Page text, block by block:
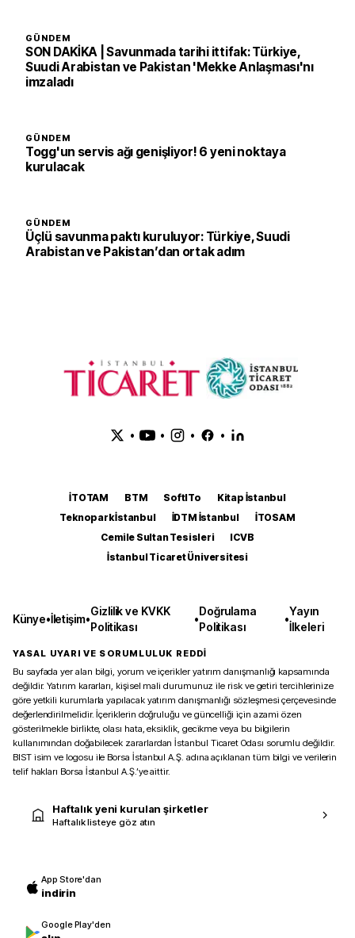
GÜNDEM
SON DAKİKA | Savunmada tarihi ittifak: Türkiye,
Suudi Arabistan ve Pakistan 'Mekke Anlaşması'nı
imzaladı
GÜNDEM
Togg'un servis ağı genişliyor! 6 yeni noktaya
kurulacak
GÜNDEM
Üçlü savunma paktı kuruluyor: Türkiye, Suudi
Arabistan ve Pakistan’dan ortak adım
• • • •
İTOTAM BTM SoftITo
Kitap İstanbul
Teknopark İstanbul
İDTM İstanbul
İTOSAM
Cemile Sultan Tesisleri
ICVB
İstanbul Ticaret Üniversitesi
Künye•İletişim•
Gizlilik ve KVKK
Politikası
•
Doğrulama
Politikası
•
Yayın
İlkeleri
YASAL UYARI VE SORUMLULUK REDDİ
Bu sayfada yer alan bilgi, yorum ve içerikler yatırım danışmanlığı kapsamında
değildir. Yatırım kararları, kişisel mali durumunuz ile risk ve getiri tercihlerinize
göre yetkili kurumlarla yapılacak yatırım danışmanlığı sözleşmesi çerçevesinde
değerlendirilmelidir. İçeriklerin doğruluğu ve güncelliği için azami özen
gösterilmekle birlikte, olası hata, eksiklik, gecikme veya bu bilgilerin
kullanımından doğabilecek zararlardan İstanbul Ticaret Odası sorumlu değildir.
BIST isim ve logosu ile Borsa İstanbul A.Ş. adına açıklanan tüm bilgi ve verilerin
telif hakları Borsa İstanbul A.Ş.’ye aittir.
Haftalık yeni kurulan şirketler
Haftalık listeye göz atın
App Store'dan
indirin
Google Play'den